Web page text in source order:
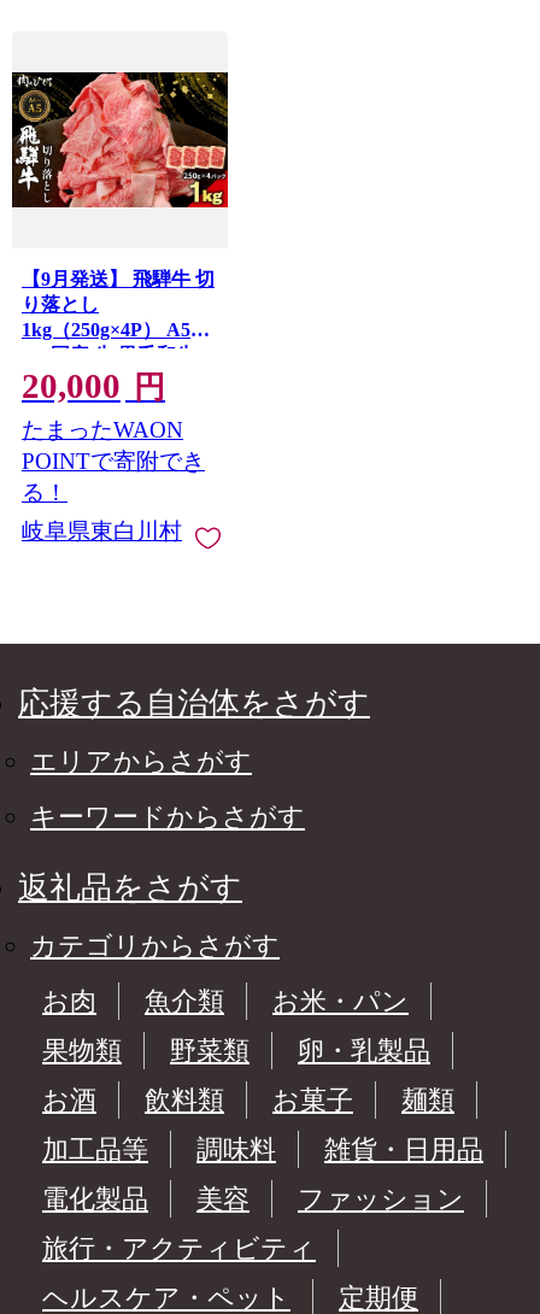
【9月発送】 飛騨牛 切
り落とし
1kg（250g×4P） A5
A4 国産 牛 黒毛和牛
和牛 牛肉 切落し 切り
落し 薄切り 訳あり 牛
丼 すき焼き しゃぶし
ゃぶ 炒め物 東白川村
岐阜 飛騨 贅沢 霜降り
ロース バラ もも ウデ
肉のひぐち
20,000 円
たまったWAON
POINTで寄附でき
る！
岐阜県東白川村
応援する自治体をさがす
エリアからさがす
キーワードからさがす
返礼品をさがす
カテゴリからさがす
お肉
魚介類
お米・パン
果物類
野菜類
卵・乳製品
お酒
飲料類 お菓子
麺類
加工品等
調味料
雑貨・日用品
電化製品
美容
ファッション
旅行・アクティビティ
ヘルスケア・ペット
定期便